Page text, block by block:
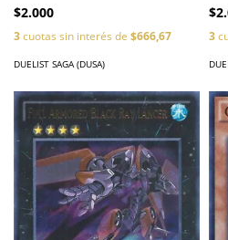
$2.000
3cuotas sin interés de $666,67
DUELIST SAGA (DUSA)
3